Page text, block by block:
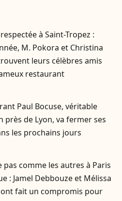
à Saint-Tropez :
M. Pokora et Christina
leurs célèbres amis
restaurant
Paul Bocuse, véritable
près de Lyon, va fermer ses
les prochains jours
pas comme les autres à Paris
: Jamel Debbouze et Mélissa
fait un compromis pour